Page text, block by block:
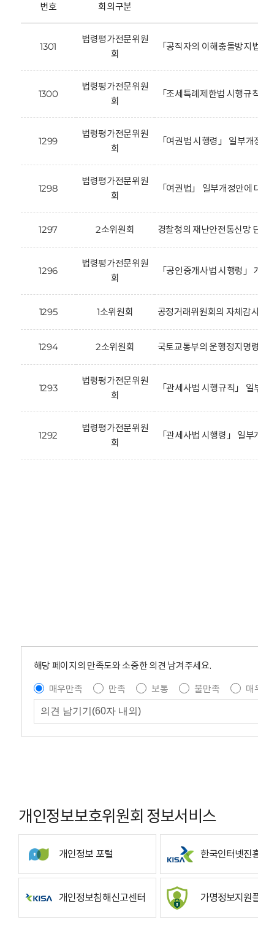
번호 회의구분
1301
법령평가전문위원
회
「공직자의 이해충돌방
1300
법령평가전문위원
회
「조세특례제한법 시행
1299
법령평가전문위원
회
「여권법 시행령」 일부
1298
법령평가전문위원
회
「여권법」 일부개정안
1297 2소위원회 경찰청의 재난안전통신망
1296
법령평가전문위원
회
「공인중개사법 시행령
1295 1소위원회 공정거래위원회의 자체감
1294 2소위원회 국토교통부의 운행정지명
1293
법령평가전문위원
회
「관세사법 시행규칙」
1292
법령평가전문위원
회
「관세사법 시행령」 일
해당 페이지의 만족도와 소중한 의견 남겨주세요.
매우만족
만족 보통 불만족
매
개인정보보호위원회 정보서비스
개인정보 포털 한국인터넷진
개인정보침해신고센터 가명정보지원